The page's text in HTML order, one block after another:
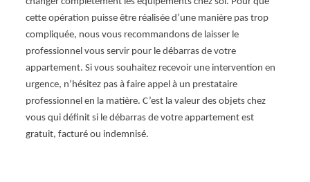
cette opération puisse être réalisée d’une manière pas trop
compliquée, nous vous recommandons de laisser le
professionnel vous servir pour le débarras de votre
appartement. Si vous souhaitez recevoir une intervention en
urgence, n’hésitez pas à faire appel à un prestataire
professionnel en la matière. C’est la valeur des objets chez
vous qui définit si le débarras de votre appartement est
gratuit, facturé ou indemnisé.